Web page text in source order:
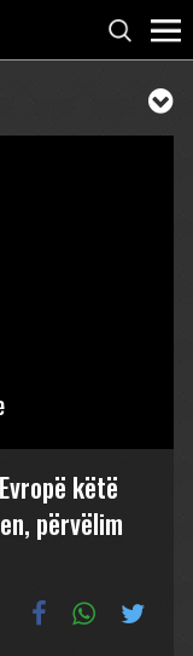
këtë
përvëlim